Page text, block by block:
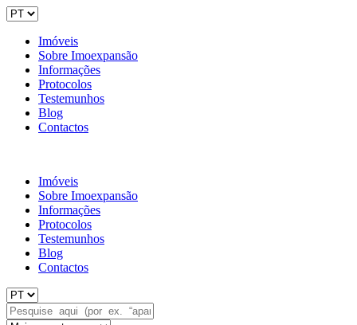
Imóveis
Sobre Imoexpansão
Informações
Protocolos
Testemunhos
Blog
Contactos
Imóveis
Sobre Imoexpansão
Informações
Protocolos
Testemunhos
Blog
Contactos